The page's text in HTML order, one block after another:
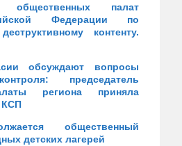
общественных палат
Федерации по
контенту.
обсуждают вопросы
председатель
региона приняла
КСП
общественный
детских лагерей